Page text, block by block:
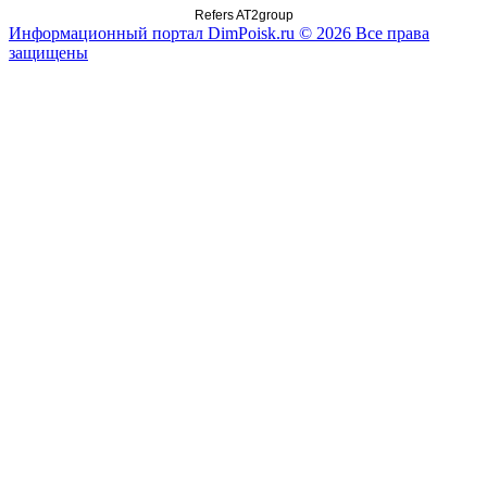
Refers AT2group
Информационный портал DimPoisk.ru © 2026 Все права
защищены